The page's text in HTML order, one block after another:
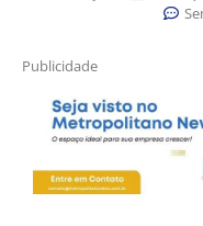
Publicidade